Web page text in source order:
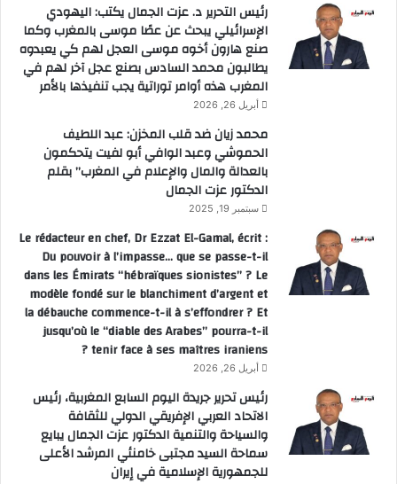
رئيس التحرير د. عزت الجمال يكتب: اليهودي
الإسرائيلي يبحث عن عصًا موسى بالمغرب وكما
صنع هارون أخوه موسى العجل لهم كي يعبدوه
يطالبون محمد السادس بصنع عجل آخر لهم في
المغرب هذه أوامر توراتية يجب تنفيذها بالأمر
أبريل 26, 2026
محمد زيان ضد قلب المخزن: عبد اللطيف
الحموشي وعبد الوافي أبو لفيت يتحكمون
بالعدالة والمال والإعلام في المغرب” بقلم
الدكتور عزت الجمال
سبتمبر 19, 2025
Le rédacteur en chef, Dr Ezzat El-Gamal, écrit :
Du pouvoir à l’impasse… que se passe-t-il
dans les Émirats “hébraïques sionistes” ? Le
modèle fondé sur le blanchiment d’argent et
la débauche commence-t-il à s’effondrer ? Et
jusqu’où le “diable des Arabes” pourra-t-il
tenir face à ses maîtres iraniens ?
أبريل 26, 2026
رئيس تحرير جريدة اليوم السابع المغربية، رئيس
الاتحاد العربي الإفريقي الدولي للثقافة
والسياحة والتنمية الدكتور عزت الجمال يبايع
سماحة السيد مجتبى خامنئي المرشد الأعلى
للجمهورية الإسلامية في إيران